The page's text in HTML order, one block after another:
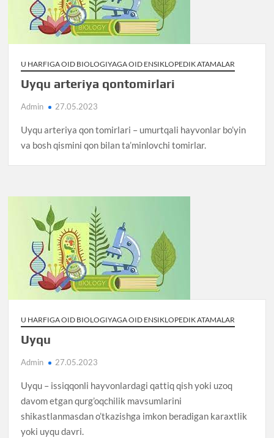
U HARFIGA OID BIOLOGIYAGA OID ENSIKLOPEDIK ATAMALAR
Uyqu arteriya qontomirlari
Admin 27.05.2023
Uyqu arteriya qon tomirlari – umurtqali hayvonlar bo’yin
va bosh qismini qon bilan ta’minlovchi tomirlаr.
U HARFIGA OID BIOLOGIYAGA OID ENSIKLOPEDIK ATAMALAR
Uyqu
Admin 27.05.2023
Uyqu – issiqqonli hayvonlardagi qattiq qish yoki uzoq
davom etgan qurg’oqchilik mavsumlarini
shikastlanmasdan o’tkazishga imkon bегаdigan karaxtlik
yoki uyqu davri.